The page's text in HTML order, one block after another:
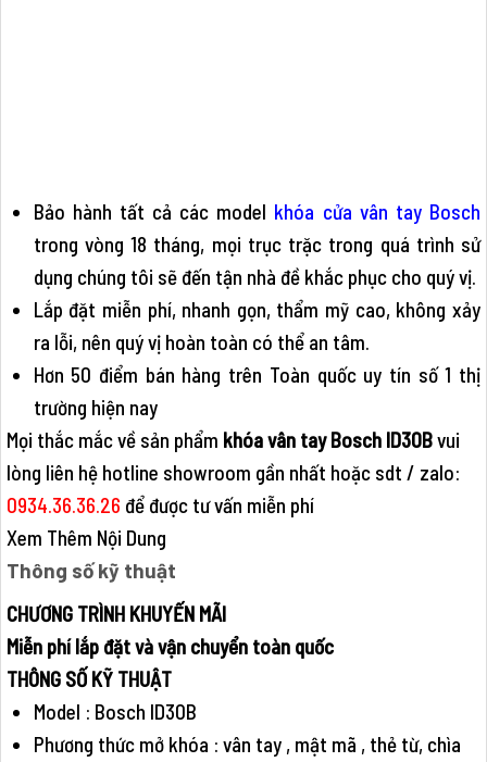
Bảo hành tất cả các model khóa cửa vân tay Bosch
trong vòng 18 tháng, mọi trục trặc trong quá trình sử
dụng chúng tôi sẽ đến tận nhà đề khắc phục cho quý vị.
Lắp đặt miễn phí, nhanh gọn, thẩm mỹ cao, không xảy
ra lỗi, nên quý vị hoàn toàn có thể an tâm.
Hơn 50 điểm bán hàng trên Toàn quốc uy tín số 1 thị
trường hiện nay
Mọi thắc mắc về sản phẩm khóa vân tay Bosch ID30Bvui
lòng liên hệ hotline showroom gần nhất hoặc sdt / zalo:
0934.36.36.26 để được tư vấn miễn phí
Xem Thêm Nội Dung
Thông số kỹ thuật
CHƯƠNG TRÌNH KHUYẾN MÃI
Miễn phí lắp đặt và vận chuyển toàn quốc
THÔNG SỐ KỸ THUẬT
Model : Bosch ID30B
Phương thức mở khóa : vân tay , mật mã , thẻ từ, chìa